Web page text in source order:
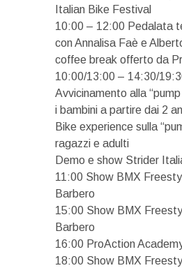
Italian Bike Festival
10:00 – 12:00 Pedalata
con Annalisa Faè e
coffee break offerto da
10:00/13:00 – 14:30/
Avvicinamento alla
i bambini a partire dai 2
Bike experience sulla
ragazzi e adulti
Demo e show Strider
11:00 Show BMX
Barbero
15:00 Show BMX
Barbero
16:00 ProAction
18:00 Show BMX